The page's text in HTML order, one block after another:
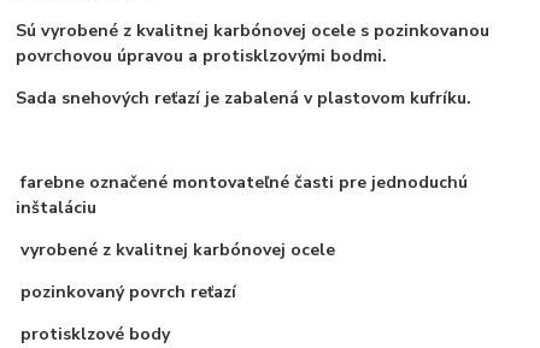
Sú vyrobené z kvalitnej karbónovej ocele s pozinkovanou
povrchovou úpravou a protisklzovými bodmi.
Sada snehových reťazí je zabalená v plastovom kufríku.
farebne označené montovateľné časti pre jednoduchú
inštaláciu
vyrobené z kvalitnej karbónovej ocele
pozinkovaný povrch reťazí
protisklzové body